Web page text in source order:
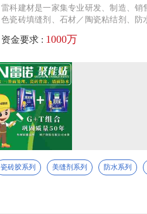
雷科建材是一家集专业研发、制造、
色瓷砖填缝剂、石材／陶瓷粘结剂、
资金要求 : 1000万
瓷砖胶系列 美缝剂系列 防水系列